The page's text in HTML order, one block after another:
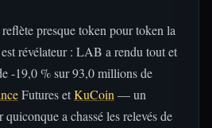
presque token pour token la
révélateur : LAB a rendu tout et
-19,0 % sur 93,0 millions de
Futures etKuCoin — un
a chassé les relevés de